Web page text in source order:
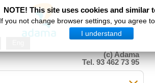
(c) Adama
Tel. 93 462 73 95
NOTE! This site uses cookies and similar
If you not change browser settings, you agree
I understand